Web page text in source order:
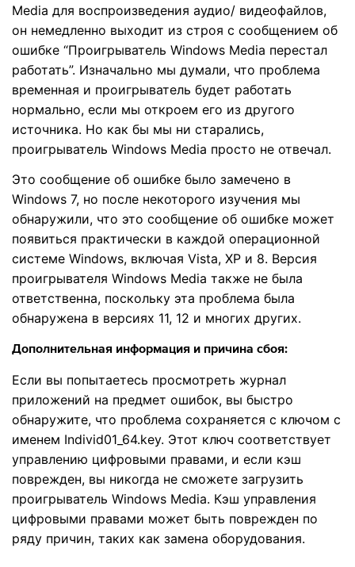
Media для воспроизведения аудио/ видеофайлов,
он немедленно выходит из строя с сообщением об
ошибке “Проигрыватель Windows Media перестал
работать”. Изначально мы думали, что проблема
временная и проигрыватель будет работать
нормально, если мы откроем его из другого
источника. Но как бы мы ни старались,
проигрыватель Windows Media просто не отвечал.
Это сообщение об ошибке было замечено в
Windows 7, но после некоторого изучения мы
обнаружили, что это сообщение об ошибке может
появиться практически в каждой операционной
системе Windows, включая Vista, XP и 8. Версия
проигрывателя Windows Media также не была
ответственна, поскольку эта проблема была
обнаружена в версиях 11, 12 и многих других.
Дополнительная информация и причина сбоя:
Если вы попытаетесь просмотреть журнал
приложений на предмет ошибок, вы быстро
обнаружите, что проблема сохраняется с ключом с
именем Individ01_64.key. Этот ключ соответствует
управлению цифровыми правами, и если кэш
поврежден, вы никогда не сможете загрузить
проигрыватель Windows Media. Кэш управления
цифровыми правами может быть поврежден по
ряду причин, таких как замена оборудования.